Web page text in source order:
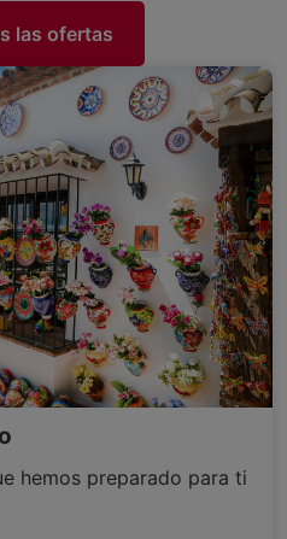
las ofertas
hemos preparado para ti